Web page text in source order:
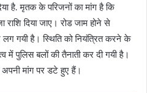
है. मृतक के परिजनों का मांग है कि
दिया जाए। रोड जाम होने से
लग गयी है। स्थिति को नियंत्रित करने के
में पुलिस बलों की तैनाती कर दी गयी है।
मांग पर डटे हुए हैं।